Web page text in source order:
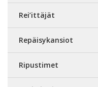
Rei’ittäjät
Repäisykansiot
Ripustimet